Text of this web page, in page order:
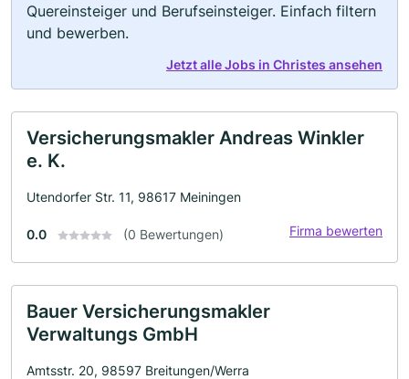
Quereinsteiger und Berufseinsteiger. Einfach filtern
und bewerben.
Jetzt alle Jobs in Christes ansehen
Versicherungsmakler Andreas Winkler
e. K.
Utendorfer Str. 11, 98617 Meiningen
0.0 (0 Bewertungen) Firma bewerten
Bauer Versicherungsmakler
Verwaltungs GmbH
Amtsstr. 20, 98597 Breitungen/Werra